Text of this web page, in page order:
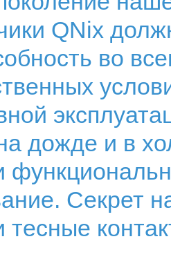
QNix
во
дожде и в
Секрет
тесные